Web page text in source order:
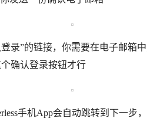
录”的链接，你需要在电子邮箱
确认登录按钮才行
手机App会自动跳转到下一步